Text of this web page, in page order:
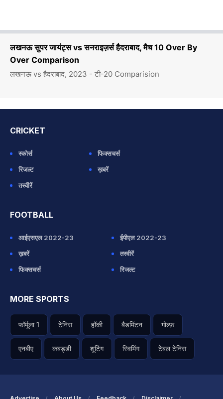
लखनऊ सुपर जायंट्स vs सनराइज़र्स हैदराबाद, मैच 10 Over By
Over Comparison
लखनऊ vs हैदराबाद, 2023 - टी-20 Comparision
CRICKET
स्कोर्स
फिक्सचर्स
रिजल्ट
ख़बरें
तस्वीरें
FOOTBALL
आईएसएल 2022-23
ईपीएल 2022-23
ख़बरें
तस्वीरें
फिक्सचर्स
रिजल्ट
MORE SPORTS
फॉर्मूला 1 टेनिस हॉकी बैडमिंटन गोल्फ़
एनबीए कबड्डी शूटिंग स्विमिंग टेबल टेनिस